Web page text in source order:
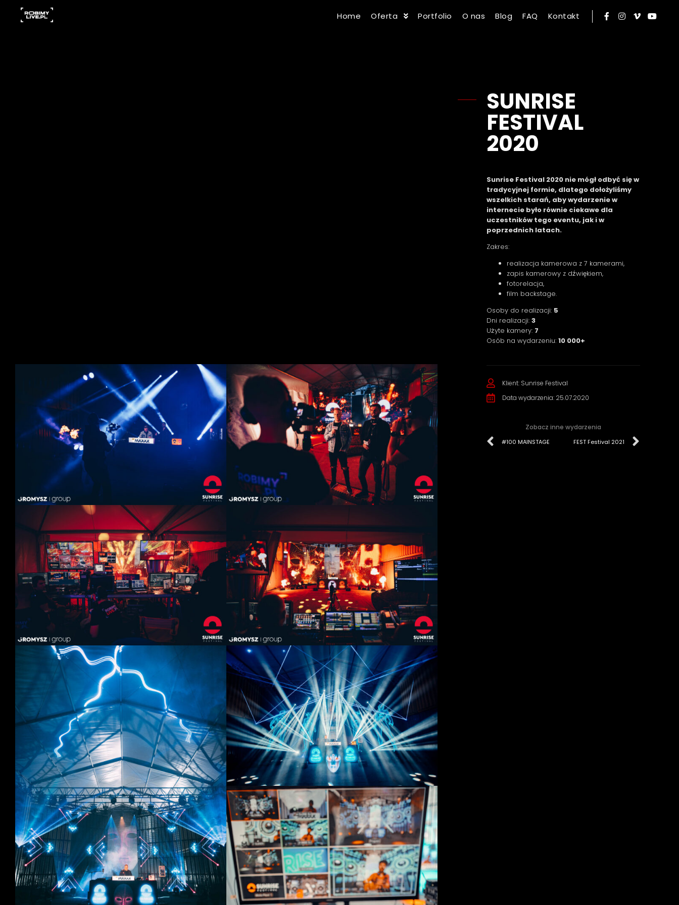
Home Oferta Portfolio O nas Blog FAQ Kontakt
SUNRISE
FESTIVAL
2020
Sunrise Festival 2020 nie mógł odbyć się w
tradycyjnej formie, dlatego dołożyliśmy
wszelkich starań, aby wydarzenie w
internecie było równie ciekawe dla
uczestników tego eventu, jak i w
poprzednich latach.
Zakres:
realizacja kamerowa z 7 kamerami,
zapis kamerowy z dźwiękiem,
fotorelacja,
film backstage.
Osoby do realizacji: 5
Dni realizacji:3
Użyte kamery: 7
Osób na wydarzeniu:10 000+
Klient: Sunrise Festival
Data wydarzenia: 25.07.2020
Zobacz inne wydarzenia
#100 MAINSTAGE FEST Festival 2021